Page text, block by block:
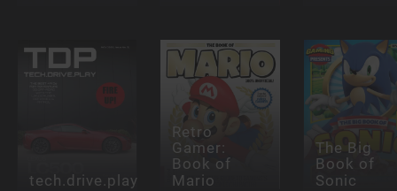
tech.drive.play
Retro
Gamer:
Book of
Mario
The Big
Book of
Sonic